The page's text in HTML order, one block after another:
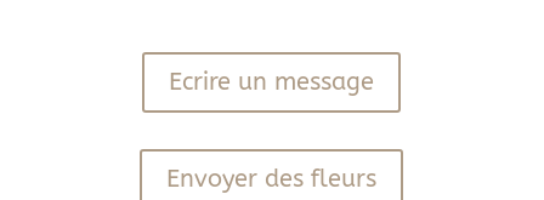
Ecrire un message
Envoyer des fleurs